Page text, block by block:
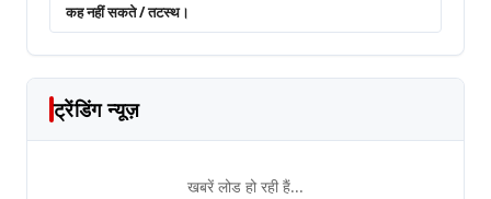
कह नहीं सकते / तटस्थ।
ट्रेंडिंग न्यूज़
खबरें लोड हो रही हैं...